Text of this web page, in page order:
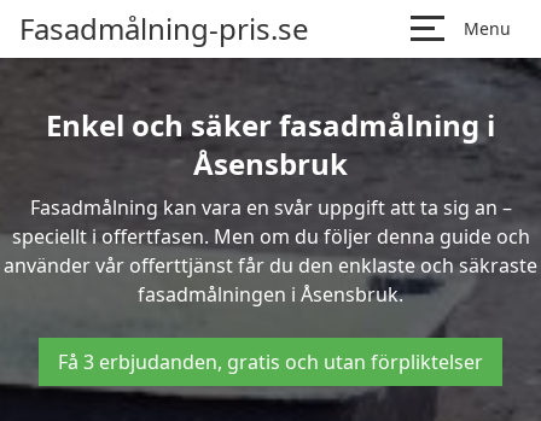
Fasadmålning-pris.se Menu
Enkel och säker fasadmålning i
Åsensbruk
Fasadmålning kan vara en svår uppgift att ta sig an –
speciellt i offertfasen. Men om du följer denna guide och
använder vår offerttjänst får du den enklaste och säkraste
fasadmålningen i Åsensbruk.
Få 3 erbjudanden, gratis och utan förpliktelser